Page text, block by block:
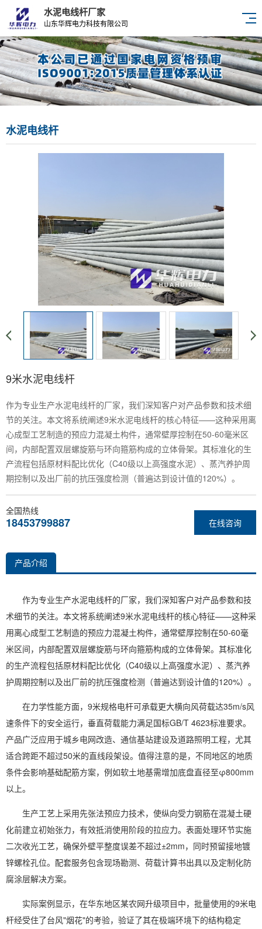
水泥电线杆厂家
山东华辉电力科技有限公司
水泥电线杆
9米水泥电线杆
作为专业生产水泥电线杆的厂家，我们深知客户对产品参数和技术细
节的关注。本文将系统阐述9米水泥电线杆的核心特征——这种采用离
心成型工艺制造的预应力混凝土构件，通常壁厚控制在50-60毫米区
间，内部配置双层螺旋筋与环向箍筋构成的立体骨架。其标准化的生
产流程包括原材料配比优化（C40级以上高强度水泥）、蒸汽养护周
期控制以及出厂前的抗压强度检测（普遍达到设计值的120%）。
在线咨询
全国热线
18453799887
产品介绍
作为专业生产水泥电线杆的厂家，我们深知客户对产品参数和技
术细节的关注。本文将系统阐述9米水泥电线杆的核心特征——这种采
用离心成型工艺制造的预应力混凝土构件，通常壁厚控制在50-60毫
米区间，内部配置双层螺旋筋与环向箍筋构成的立体骨架。其标准化
的生产流程包括原材料配比优化（C40级以上高强度水泥）、蒸汽养
护周期控制以及出厂前的抗压强度检测（普遍达到设计值的120%）。
在力学性能方面，9米规格电杆可承载更大横向风荷载达35m/s风
速条件下的安全运行，垂直荷载能力满足国标GB/T 4623标准要求。
产品广泛应用于城乡电网改造、通信基站建设及道路照明工程，尤其
适合跨距不超过50米的直线段架设。值得注意的是，不同地区的地质
条件会影响基础配筋方案，例如软土地基需增加底盘直径至φ800mm
以上。
生产工艺上采用先张法预应力技术，使纵向受力钢筋在混凝土硬
化前建立初始张力，有效抵消使用阶段的拉应力。表面处理环节实施
二次收光工艺，确保外壁平整度误差不超过±2mm，同时预留接地镀
锌螺栓孔位。配套服务包含现场勘测、荷载计算书出具以及定制化防
腐涂层解决方案。
实际案例显示，在华东地区某农网升级项目中，批量使用的9米电
杆经受住了台风"烟花"的考验，验证了其在极端环境下的结构稳定